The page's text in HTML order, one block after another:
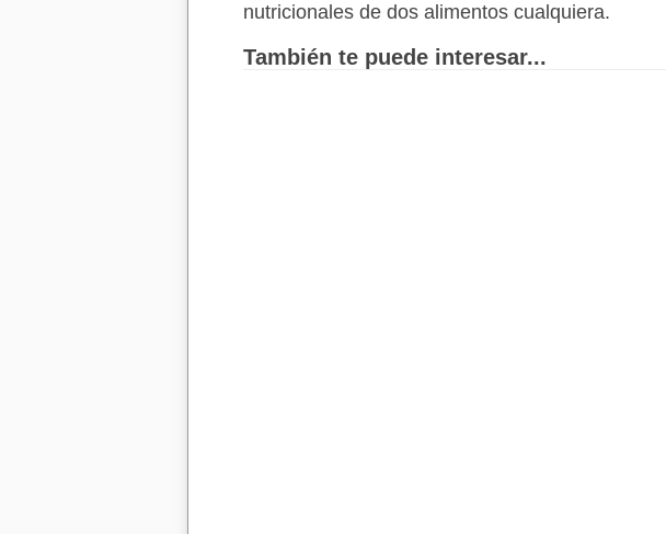
nutricionales de dos alimentos cualquiera.
También te puede interesar...